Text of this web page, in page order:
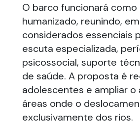
O barco funcionará
humanizado, reunindo,
considerados essenciais
escuta especializada,
psicossocial, suporte
de saúde. A proposta é
adolescentes e ampliar
áreas onde o
exclusivamente dos rios.